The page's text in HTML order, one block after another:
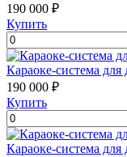
190 000 ₽
Купить
Караоке-система
190 000 ₽
Купить
Караоке-система